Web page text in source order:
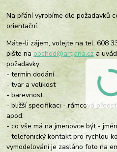
Na přání vyrobíme dle požadavků
orientační.
Máte-li zájem, volejte na tel. 608
pište naobchod@artjana.cz a
požadavky:
- termín dodání
- tvar a velikost
- barevnost
- bližší specifikaci - rámcová
apod.
- co vše má na jmenovce být -
- telefonický kontakt pro rychlou
vymodelování je zasláno foto na